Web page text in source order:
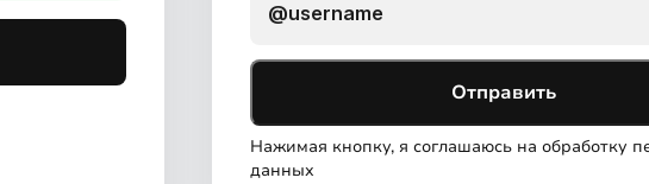
Отправить
Нажимая кнопку, я соглашаюсь на обработку
данных